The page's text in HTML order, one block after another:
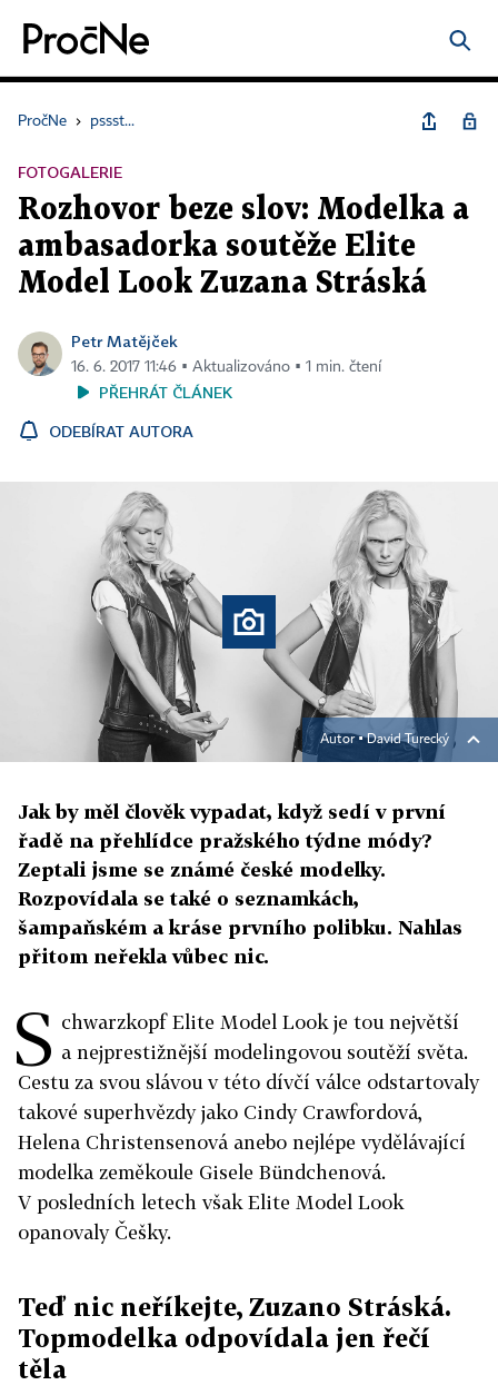
PročNe › pssst...
FOTOGALERIE
Rozhovor beze slov: Modelka a
ambasadorka soutěže Elite
Model Look Zuzana Stráská
Petr Matějček
16. 6. 2017 11:46 ▪ Aktualizováno ▪ 1 min. čtení
PŘEHRÁT ČLÁNEK
ODEBÍRAT AUTORA
Autor ▪David Turecký
Jak by měl člověk vypadat, když sedí v první
řadě na přehlídce pražského týdne módy?
Zeptali jsme se známé české modelky.
Rozpovídala se také o seznamkách,
šampaňském a kráse prvního polibku. Nahlas
přitom neřekla vůbec nic.
S chwarzkopf Elite Model Look je tou největší
a nejprestižnější modelingovou soutěží světa.
Cestu za svou slávou v této dívčí válce odstartovaly
takové superhvězdy jako Cindy Crawfordová,
Helena Christensenová anebo nejlépe vydělávající
modelka zeměkoule Gisele Bündchenová.
V posledních letech však Elite Model Look
opanovaly Češky.
Teď nic neříkejte, Zuzano Stráská.
Topmodelka odpovídala jen řečí
těla